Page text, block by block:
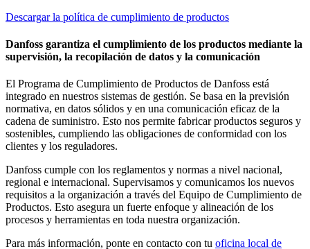
Descargar la política de cumplimiento de productos
Danfoss garantiza el cumplimiento de los productos mediante la
supervisión, la recopilación de datos y la comunicación
El Programa de Cumplimiento de Productos de Danfoss está
integrado en nuestros sistemas de gestión. Se basa en la previsión
normativa, en datos sólidos y en una comunicación eficaz de la
cadena de suministro. Esto nos permite fabricar productos seguros y
sostenibles, cumpliendo las obligaciones de conformidad con los
clientes y los reguladores.
Danfoss cumple con los reglamentos y normas a nivel nacional,
regional e internacional. Supervisamos y comunicamos los nuevos
requisitos a la organización a través del Equipo de Cumplimiento de
Productos. Esto asegura un fuerte enfoque y alineación de los
procesos y herramientas en toda nuestra organización.
Para más información, ponte en contacto con tu oficina local de